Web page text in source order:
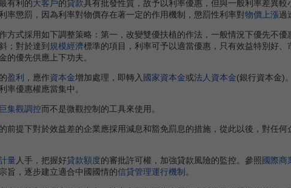
有利的大客戶的貸款具有批發性質，故予以利率優惠，但與一般利率差異
率懲罰，因為利率對物價存在著一定的作用機制，懲罰性利率對物價上漲過
式採用如下調整策略：第一，改變雙優扶植的作法，一般情況下優先不優
；對於達到 規模經濟標準的項目，利率可予以適當優惠，只有效益特別好、
的優先供應上下功夫。
盈利 ，應作資本金增加處理，即轉入 國家資本金或法人資本金(銀行資本金)
率優惠權應當集中。
巨集觀調控而不是微觀控制的工具來使用。
的前提下對於效益差的企業應採用減息和豁免罰息的措施，從此以後，對任何
量人手，把握好貸款額度的審批許可權，加強貸款風險的監控。參照國際商
旨，逐步建立適合中國國情的信貸管理運行機制 。